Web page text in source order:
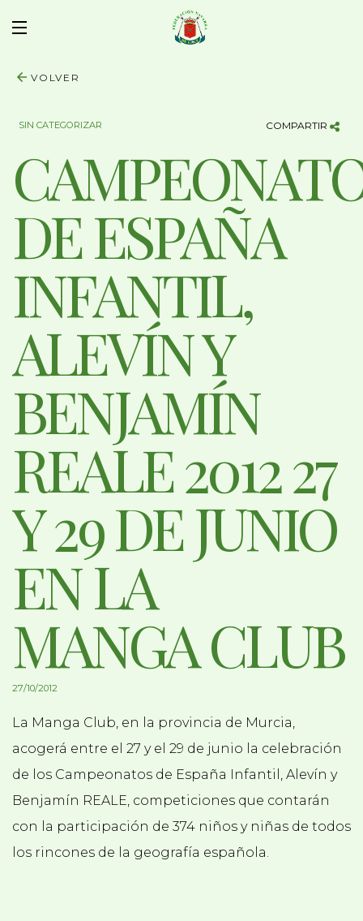
VOLVER
SIN CATEGORIZAR COMPARTIR
DE ESPAÑA
INFANTIL,
ALEVÍN Y
BENJAMÍN
REALE 2012 27
Y 29 DE JUNIO
EN LA
MANGA CLUB
27/10/2012
La Manga Club, en la provincia de Murcia,
acogerá entre el 27 y el 29 de junio la celebración
de los Campeonatos de España Infantil, Alevín y
Benjamín REALE, competiciones que contarán
con la participación de 374 niños y niñas de todos
los rincones de la geografía española.